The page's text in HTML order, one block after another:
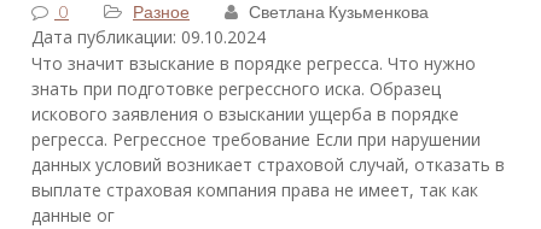
0 Разное Светлана Кузьменкова
Дата публикации: 09.10.2024
Что значит взыскание в порядке регресса. Что нужно
знать при подготовке регрессного иска. Образец
искового заявления о взыскании ущерба в порядке
регресса. Регрессное требование Если при нарушении
данных условий возникает страховой случай, отказать в
выплате страховая компания права не имеет, так как
данные ог